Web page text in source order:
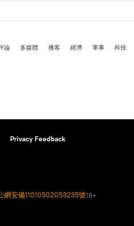
論 多媒體 播客 經濟 軍事 科技
Privacy Feedback
網安備11010502053235號18+